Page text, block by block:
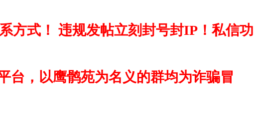
方式！ 违规发帖立刻封号封IP！私信功
台，以鹰鹘苑为名义的群均为诈骗冒